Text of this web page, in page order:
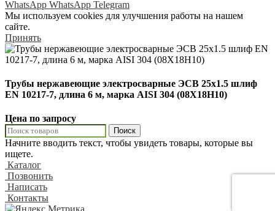
WhatsApp WhatsApp Telegram
Мы используем cookies для улучшения работы на нашем
сайте.
Принять
Трубы нержавеющие электросварные ЭСВ 25х1.5 шлиф
EN 10217-7, длина 6 м, марка AISI 304 (08Х18Н10)
Цена по запросу
Поиск
Начните вводить текст, чтобы увидеть товары, которые вы
ищете.
Каталог
Позвонить
Написать
Контакты